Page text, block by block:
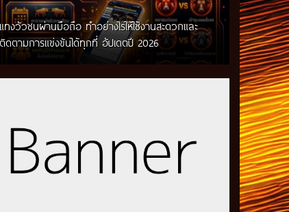
แทงวัวชนผ่านมือถือ ทำอย่างไรให้ใช้งานสะดวกและ
ติดตามการแข่งขันได้ทุกที่ อัปเดตปี 2026